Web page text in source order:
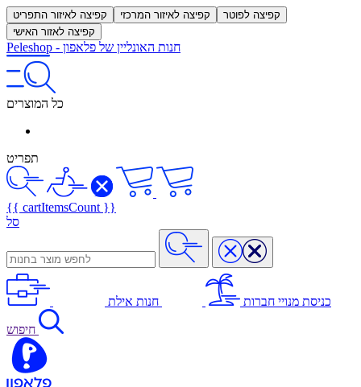
קפיצה לאיזור התפריט קפיצה לאיזור המרכזי
קפיצה לפוטר
קפיצה לאזור האישי
Peleshop - חנות האונליין של פלאפון
כל המוצרים
תפריט
{{ cartItemsCount }}
סל
כניסת מנויי חברות חנות אילת
חיפוש